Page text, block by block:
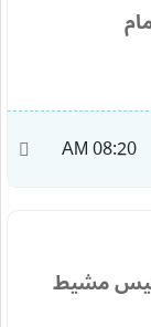
08:20 AM
مشيط